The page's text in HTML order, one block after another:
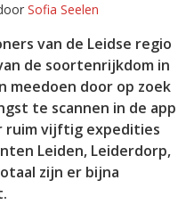
Sofia Seelen
van de Leidse regio
de soortenrijkdom in
meedoen door op zoek
te scannen in de app
ruim vijftig expedities
Leiden, Leiderdorp,
zijn er bijna